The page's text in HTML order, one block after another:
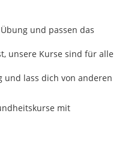
und passen das
unsere Kurse sind für alle
lass dich von anderen
mit